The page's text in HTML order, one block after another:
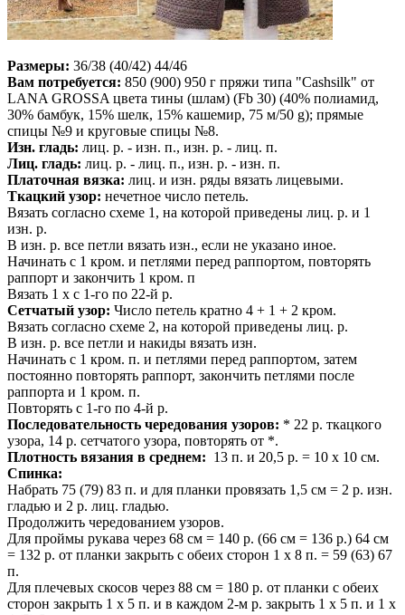
Размеры: 36/38 (40/42) 44/46
Вам потребуется: 850 (900) 950 г пряжи типа "Cashsilk" от
LANA GROSSA цвета тины (шлам) (Fb 30) (40% полиамид,
30% бамбук, 15% шелк, 15% кашемир, 75 м/50 g); прямые
спицы №9 и круговые спицы №8.
Изн. гладь: лиц. р. - изн. п., изн. р. - лиц. п.
Лиц. гладь: лиц. р. - лиц. п., изн. р. - изн. п.
Платочная вязка: лиц. и изн. ряды вязать лицевыми.
Ткацкий узор: нечетное число петель.
Вязать согласно схеме 1, на которой приведены лиц. р. и 1
изн. р.
В изн. р. все петли вязать изн., если не указано иное.
Начинать с 1 кром. и петлями перед раппортом, повторять
раппорт и закончить 1 кром. п
Вязать 1 х с 1-го по 22-й р.
Сетчатый узор: Число петель кратно 4 + 1 + 2 кром.
Вязать согласно схеме 2, на которой приведены лиц. р.
В изн. р. все петли и накиды вязать изн.
Начинать с 1 кром. п. и петлями перед раппортом, затем
постоянно повторять раппорт, закончить петлями после
раппорта и 1 кром. п.
Повторять с 1-го по 4-й р.
Последовательность чередования узоров: * 22 р. ткацкого
узора, 14 р. сетчатого узора, повторять от *.
Плотность вязания в среднем: 13 п. и 20,5 р. = 10 х 10 см.
Спинка:
Набрать 75 (79) 83 п. и для планки провязать 1,5 см = 2 р. изн.
гладью и 2 р. лиц. гладью.
Продолжить чередованием узоров.
Для проймы рукава через 68 см = 140 р. (66 см = 136 р.) 64 см
= 132 р. от планки закрыть с обеих сторон 1 х 8 п. = 59 (63) 67
п.
Для плечевых скосов через 88 см = 180 р. от планки с обеих
сторон закрыть 1 х 5 п. и в каждом 2-м р. закрыть 1 х 5 п. и 1 х